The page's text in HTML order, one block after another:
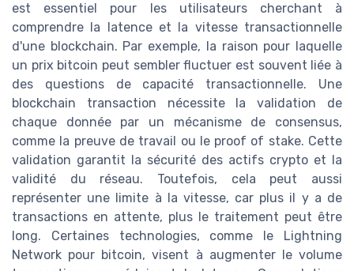
est essentiel pour les utilisateurs cherchant à
comprendre la latence et la vitesse transactionnelle
d'une blockchain. Par exemple, la raison pour laquelle
un prix bitcoin peut sembler fluctuer est souvent liée à
des questions de capacité transactionnelle. Une
blockchain transaction nécessite la validation de
chaque donnée par un mécanisme de consensus,
comme la preuve de travail ou le proof of stake. Cette
validation garantit la sécurité des actifs crypto et la
validité du réseau. Toutefois, cela peut aussi
représenter une limite à la vitesse, car plus il y a de
transactions en attente, plus le traitement peut être
long. Certaines technologies, comme le Lightning
Network pour bitcoin, visent à augmenter le volume